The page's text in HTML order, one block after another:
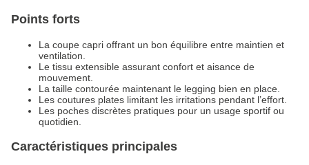
Points forts
La coupe capri offrant un bon équilibre entre maintien et
ventilation.
Le tissu extensible assurant confort et aisance de
mouvement.
La taille contourée maintenant le legging bien en place.
Les coutures plates limitant les irritations pendant l’effort.
Les poches discrètes pratiques pour un usage sportif ou
quotidien.
Caractéristiques principales